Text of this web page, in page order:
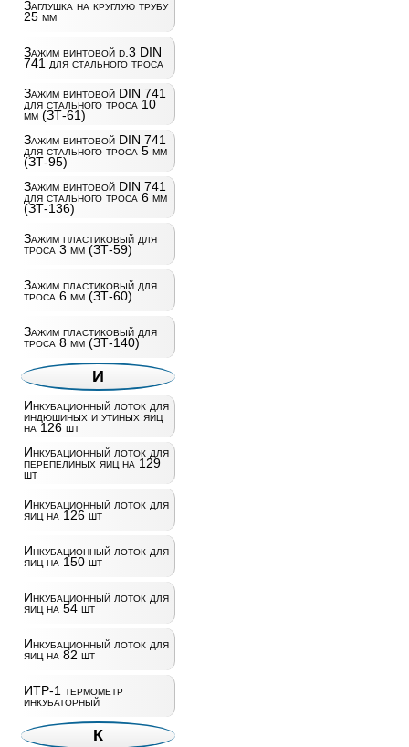
Заглушка на круглую трубу
25 мм
Зажим винтовой d.3 DIN
741 для стального троса
Зажим винтовой DIN 741
для стального троса 10
мм (ЗТ-61)
Зажим винтовой DIN 741
для стального троса 5 мм
(ЗТ-95)
Зажим винтовой DIN 741
для стального троса 6 мм
(ЗТ-136)
Зажим пластиковый для
троса 3 мм (ЗТ-59)
Зажим пластиковый для
троса 6 мм (ЗТ-60)
Зажим пластиковый для
троса 8 мм (ЗТ-140)
И
Инкубационный лоток для
индюшиных и утиных яиц
на 126 шт
Инкубационный лоток для
перепелиных яиц на 129
шт
Инкубационный лоток для
яиц на 126 шт
Инкубационный лоток для
яиц на 150 шт
Инкубационный лоток для
яиц на 54 шт
Инкубационный лоток для
яиц на 82 шт
ИТР-1 термометр
инкубаторный
К